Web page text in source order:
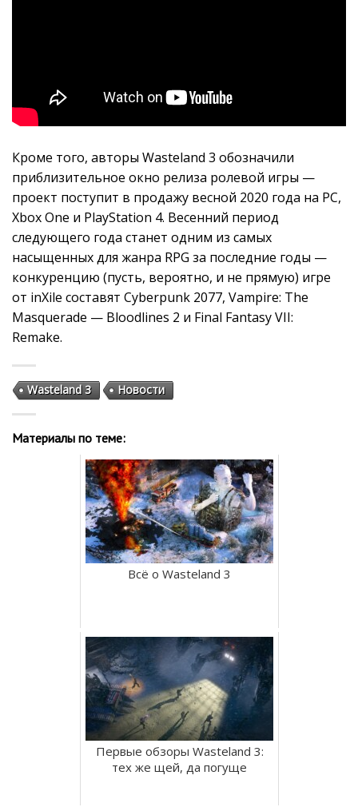
Кроме того, авторы Wasteland 3 обозначили
приблизительное окно релиза ролевой игры —
проект поступит в продажу весной 2020 года на PC,
Xbox One и PlayStation 4. Весенний период
следующего года станет одним из самых
насыщенных для жанра RPG за последние годы —
конкуренцию (пусть, вероятно, и не прямую) игре
от inXile составят Cyberpunk 2077, Vampire: The
Masquerade — Bloodlines 2 и Final Fantasy VII:
Remake.
Wasteland 3 Новости
Материалы по теме:
Всё о Wasteland 3
Первые обзоры Wasteland 3:
тех же щей, да погуще